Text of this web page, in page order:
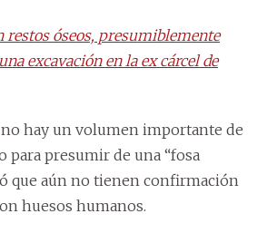
restos óseos, presumiblemente
excavación en la ex cárcel de
hay un volumen importante de
para presumir de una “fosa
que aún no tienen confirmación
huesos humanos.